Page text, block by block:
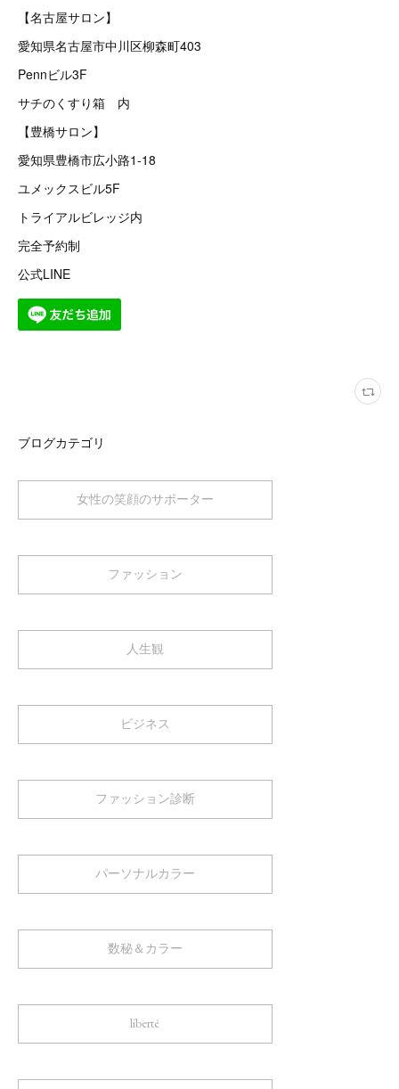
【名古屋サロン】
愛知県名古屋市中川区柳森町403
Pennビル3F
サチのくすり箱 内
【豊橋サロン】
愛知県豊橋市広小路1-18
ユメックスビル5F
トライアルビレッジ内
完全予約制
公式LINE
ブログカテゴリ
女性の笑顔のサポーター
ファッション
人生観
ビジネス
ファッション診断
パーソナルカラー
数秘＆カラー
liberté